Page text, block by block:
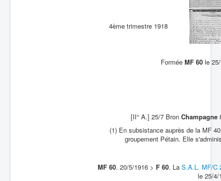
4ème trimestre 1918
Formée MF 60 le
[II° A.] 25/7 Bron Champagne
(1) En subsistance auprès de la MF
groupement Pétain. Elle
MF 60. 20/5/1916 > F 60. La S.A.L. MF/C
le 25/